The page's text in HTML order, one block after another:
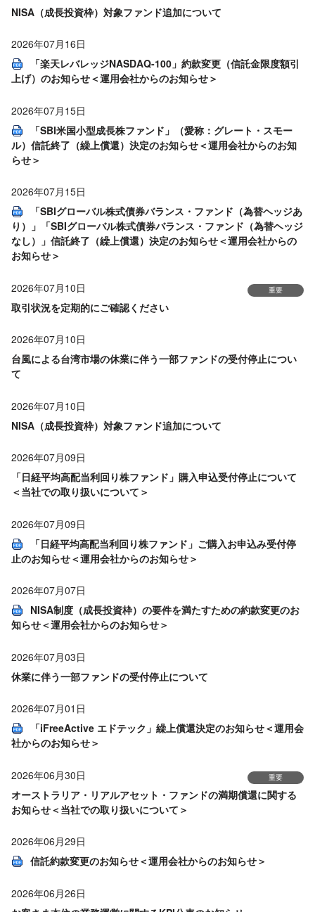
NISA（成長投資枠）対象ファンド追加について
2026年07月16日
「楽天レバレッジNASDAQ-100」約款変更（信託金限度額引
上げ）のお知らせ＜運用会社からのお知らせ＞
2026年07月15日
「SBI米国小型成長株ファンド」（愛称：グレート・スモー
ル）信託終了（繰上償還）決定のお知らせ＜運用会社からのお知
らせ＞
2026年07月15日
「SBIグローバル株式債券バランス・ファンド（為替ヘッジあ
り）」「SBIグローバル株式債券バランス・ファンド（為替ヘッジ
なし）」信託終了（繰上償還）決定のお知らせ＜運用会社からの
お知らせ＞
2026年07月10日 重要
取引状況を定期的にご確認ください
2026年07月10日
台風による台湾市場の休業に伴う一部ファンドの受付停止につい
て
2026年07月10日
NISA（成長投資枠）対象ファンド追加について
2026年07月09日
「日経平均高配当利回り株ファンド」購入申込受付停止について
＜当社での取り扱いについて＞
2026年07月09日
「日経平均高配当利回り株ファンド」ご購入お申込み受付停
止のお知らせ＜運用会社からのお知らせ＞
2026年07月07日
NISA制度（成長投資枠）の要件を満たすための約款変更のお
知らせ＜運用会社からのお知らせ＞
2026年07月03日
休業に伴う一部ファンドの受付停止について
2026年07月01日
「iFreeActive エドテック」繰上償還決定のお知らせ＜運用会
社からのお知らせ＞
2026年06月30日 重要
オーストラリア・リアルアセット・ファンドの満期償還に関する
お知らせ＜当社での取り扱いについて＞
2026年06月29日
信託約款変更のお知らせ＜運用会社からのお知らせ＞
2026年06月26日